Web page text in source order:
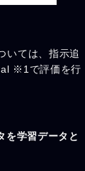
いては、指示追
※1で評価を行
を学習データと